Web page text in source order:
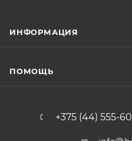
ИНФОРМАЦИЯ
ПОМОЩЬ
+375 (44) 555-